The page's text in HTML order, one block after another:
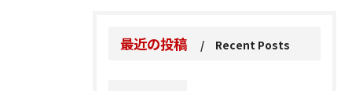
最近の投稿 Recent Posts